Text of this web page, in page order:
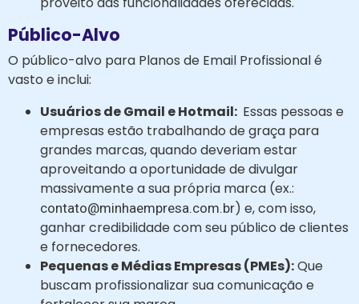
Público-Alvo
O público-alvo para Planos de Email Profissional é
vasto e inclui:
Usuários de Gmail e Hotmail: Essas pessoas e
empresas estão trabalhando de graça para
grandes marcas, quando deveriam estar
aproveitando a oportunidade de divulgar
massivamente a sua própria marca (ex.:
contato@minhaempresa.com.br) e, com isso,
ganhar credibilidade com seu público de clientes
e fornecedores.
Pequenas e Médias Empresas (PMEs):Que
buscam profissionalizar sua comunicação e